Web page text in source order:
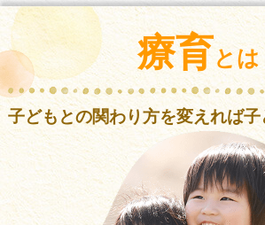
療育とは
子どもとの関わり方を変えれば子